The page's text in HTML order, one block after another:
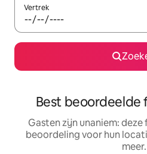
Vertrek
Best beoordeelde
Gasten zijn unaniem:
beoordeling voor hun
meer.